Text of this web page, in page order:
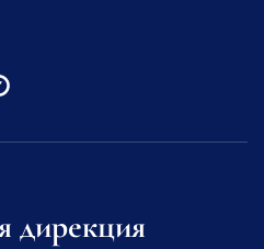
дирекция